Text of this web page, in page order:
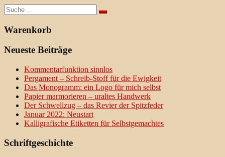
Suche
nach:
Warenkorb
Neueste Beiträge
Kommentarfunktion sinnlos
Pergament – Schreib-Stoff für die Ewigkeit
Das Monogramm: ein Logo für mich selbst
Papier marmorieren – uraltes Handwerk
Der Schwellzug – das Revier der Spitzfeder
Januar 2022: Neustart
Kalligrafische Etiketten für Selbstgemachtes
Schriftgeschichte